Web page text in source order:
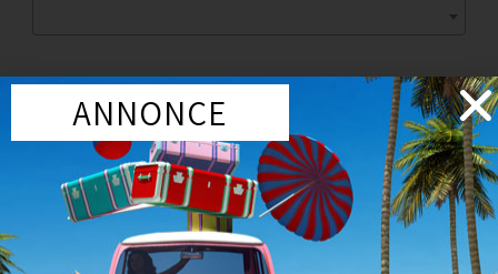
Marque
NISSAN
Année du véhicule :à partir de 2003
ANNONCE